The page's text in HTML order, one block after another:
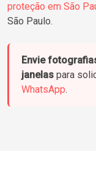
proteção em São
São Paulo.
Envie
janelas para
WhatsApp.